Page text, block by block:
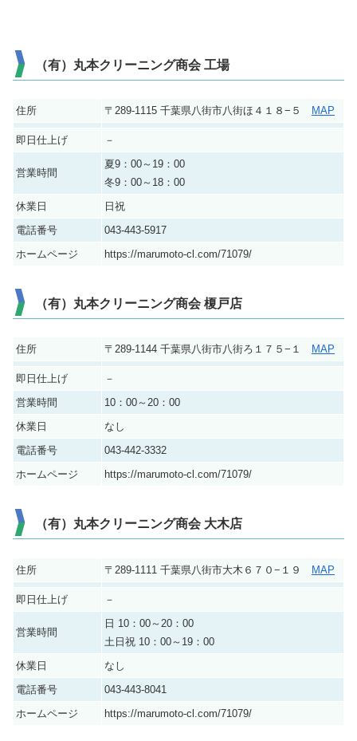
（有）丸本クリーニング商会 工場
住所 〒289-1115 千葉県八街市八街ほ４１８−５ MAP
即日仕上げ －
営業時間
夏9：00～19：00
冬9：00～18：00
休業日
日祝
電話番号
043-443-5917
ホームページ
https://marumoto-cl.com/71079/
（有）丸本クリーニング商会 榎戸店
住所 〒289-1144 千葉県八街市八街ろ１７５−１ MAP
即日仕上げ
－
営業時間
10：00～20：00
休業日
なし
電話番号
043-442-3332
ホームページ
https://marumoto-cl.com/71079/
（有）丸本クリーニング商会 大木店
住所 〒289-1111 千葉県八街市大木６７０−１９ MAP
即日仕上げ －
営業時間
日 10：00～20：00
土日祝 10：00～19：00
休業日
なし
電話番号
043-443-8041
ホームページ
https://marumoto-cl.com/71079/